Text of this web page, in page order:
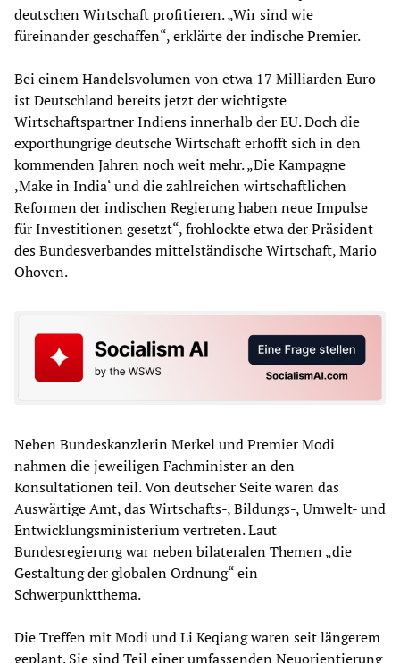
deutschen Wirtschaft profitieren. „Wir sind wie
füreinander geschaffen“, erklärte der indische Premier.
Bei einem Handelsvolumen von etwa 17 Milliarden Euro
ist Deutschland bereits jetzt der wichtigste
Wirtschaftspartner Indiens innerhalb der EU. Doch die
exporthungrige deutsche Wirtschaft erhofft sich in den
kommenden Jahren noch weit mehr. „Die Kampagne
‚Make in India‘ und die zahlreichen wirtschaftlichen
Reformen der indischen Regierung haben neue Impulse
für Investitionen gesetzt“, frohlockte etwa der Präsident
des Bundesverbandes mittelständische Wirtschaft, Mario
Ohoven.
Neben Bundeskanzlerin Merkel und Premier Modi
nahmen die jeweiligen Fachminister an den
Konsultationen teil. Von deutscher Seite waren das
Auswärtige Amt, das Wirtschafts-, Bildungs-, Umwelt- und
Entwicklungsministerium vertreten. Laut
Bundesregierung war neben bilateralen Themen „die
Gestaltung der globalen Ordnung“ ein
Schwerpunktthema.
Die Treffen mit Modi und Li Keqiang waren seit längerem
geplant. Sie sind Teil einer umfassenden Neuorientierung